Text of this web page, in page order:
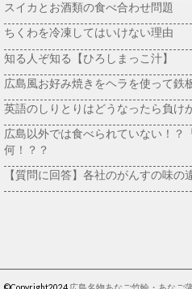
スイカとお酒類の食べ合わせ問題
ちくわを冷凍してはいけない理由
知る人ぞ知る【ひろしまっこ汁】
広島風お好み焼きをヘラを使って鉄
英語のしりとりはどうなったら負け
広島以外では食べられていない！？
何！？？
【質問に回答】各社のがんすの味